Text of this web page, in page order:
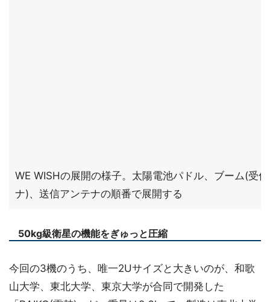
WE WISHの展開の様子。太陽電池パドル、ブーム(受
ナ)、送信アンテナの順番で展開する
50kg級衛星の機能をぎゅっと圧縮
今回の3機のうち、唯一2Uサイズと大きいのが、和歌
山大学、東北大学、東京大学が合同で開発した